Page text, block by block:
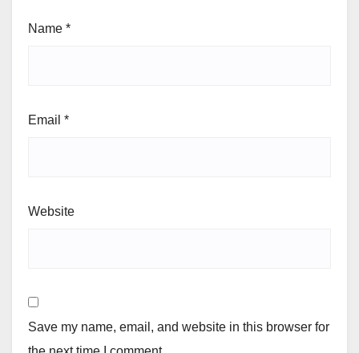
Name *
Email *
Website
Save my name, email, and website in this browser for